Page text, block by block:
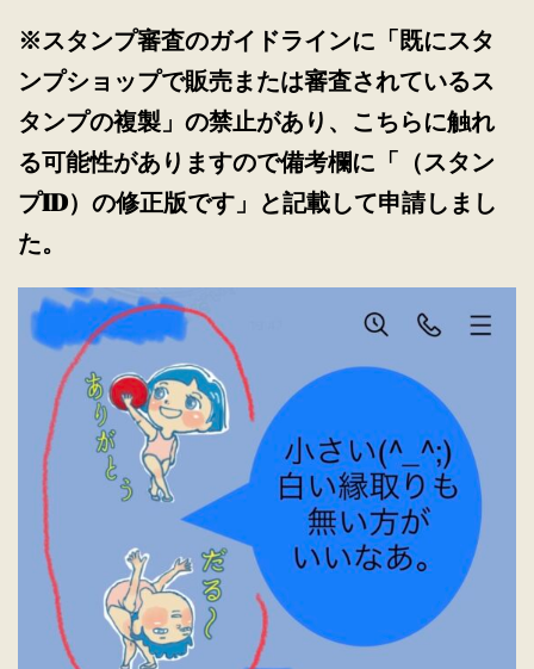
※スタンプ審査のガイドラインに「既にスタ
ンプショップで販売または審査されているス
タンプの複製」の禁止があり、こちらに触れ
る可能性がありますので備考欄に「（スタン
プID）の修正版です」と記載して申請しまし
た。